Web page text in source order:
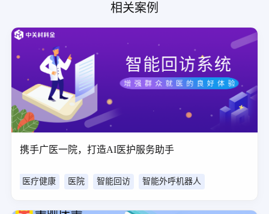
相关案例
携手广医一院，打造AI医护服务助手
医疗健康 医院 智能回访 智能外呼机器人